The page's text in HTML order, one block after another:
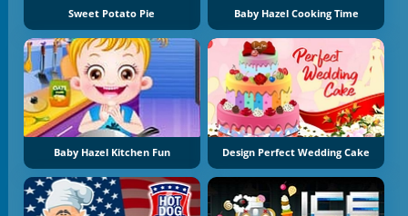
Sweet Potato Pie Baby Hazel Cooking Time
Baby Hazel Kitchen Fun Design Perfect Wedding Cake